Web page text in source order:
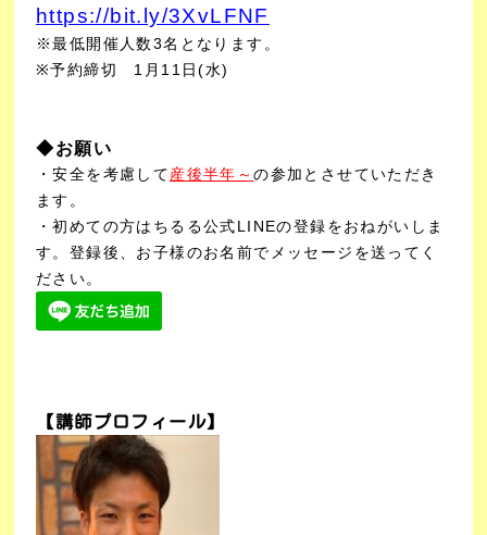
https://bit.ly/3XvLFNF
※最低開催人数3名となります。
※予約締切 1月11日(水)
◆お願い
・安全を考慮して産後半年～の参加とさせていただき
ます。
・初めての方はちるる公式LINEの登録をおねがいしま
す。登録後、お子様のお名前でメッセージを送ってく
ださい。
【講師プロフィール】